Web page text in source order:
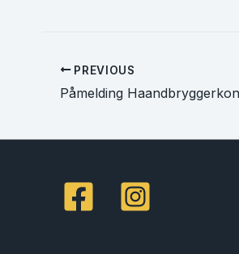
PREVIOUS
Påmelding